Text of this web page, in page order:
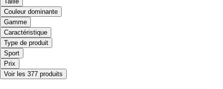
Couleur dominante
Gamme
Caractéristique
Type de produit
Sport
Prix
Voir les 377 produits